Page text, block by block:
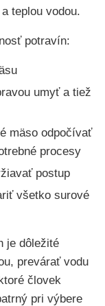
teplou vodou.
potravín:
umyť a tiež
mäso odpočívať
procesy
postup
všetko surové
je dôležité
prevárať vodu
človek
pri výbere